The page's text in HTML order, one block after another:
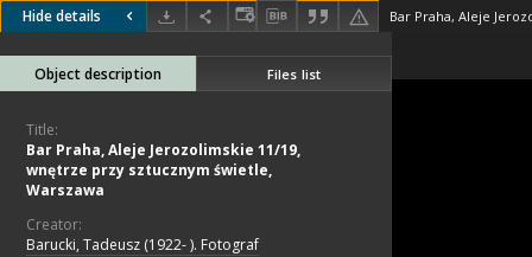
Hide details
Object description Files list
Title:
Bar Praha, Aleje Jerozolimskie 11/19,
wnętrze przy sztucznym świetle,
Warszawa
Creator:
Barucki, Tadeusz (1922- ). Fotograf